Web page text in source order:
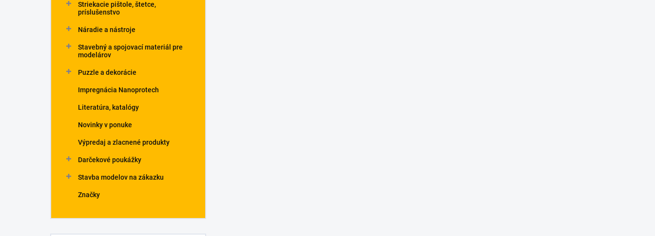
Striekacie pištole, štetce,
príslušenstvo
Náradie a nástroje
Stavebný a spojovací materiál pre
modelárov
Puzzle a dekorácie
Impregnácia Nanoprotech
Literatúra, katalógy
Novinky v ponuke
Výpredaj a zlacnené produkty
Darčekové poukážky
Stavba modelov na zákazku
Značky